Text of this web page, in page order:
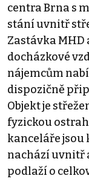
centra Brna s
stání uvnitř
Zastávka MHD
docházkové
nájemcům
dispozičně
Objekt je
fyzickou
kanceláře jsou
nachází uvnitř
podlaží o